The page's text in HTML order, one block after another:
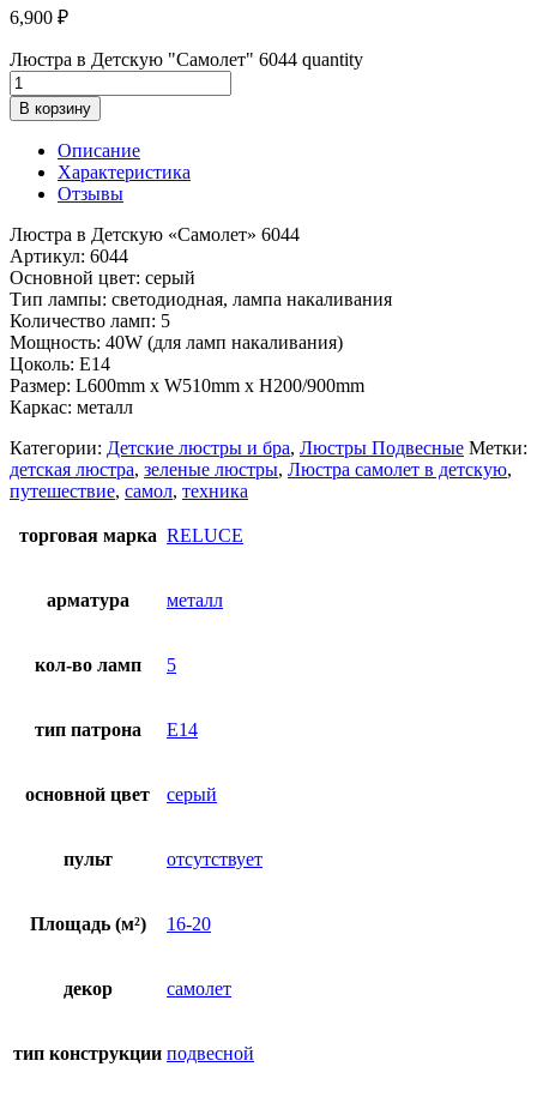
6,900 ₽
Люстра в Детскую "Самолет" 6044 quantity
В корзину
Описание
Характеристика
Отзывы
Люстра в Детскую «Самолет» 6044
Артикул: 6044
Основной цвет: серый
Тип лампы: светодиодная, лампа накаливания
Количество ламп: 5
Мощность: 40W (для ламп накаливания)
Цоколь: Е14
Размер: L600mm x W510mm x H200/900mm
Каркас: металл
Категории: Детские люстры и бра, Люстры Подвесные Метки:
детская люстра, зеленые люстры, Люстра самолет в детскую,
путешествие, самол, техника
торговая марка RELUCE
арматура металл
кол-во ламп 5
тип патрона E14
основной цвет серый
пульт отсутствует
Площадь (м²) 16-20
декор самолет
тип конструкции подвесной